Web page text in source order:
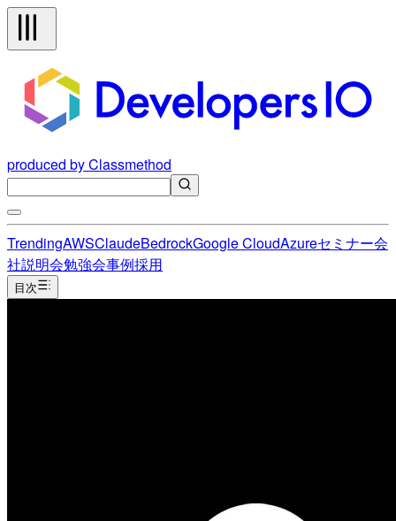
produced by Classmethod
TrendingAWSClaudeBedrockGoogle CloudAzureセミナー会
社説明会勉強会事例採用
目次